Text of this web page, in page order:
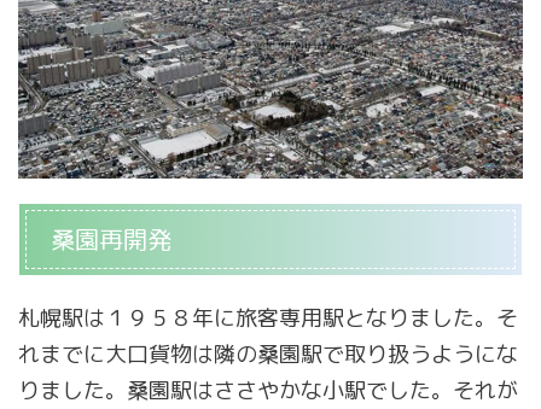
桑園再開発
札幌駅は１９５８年に旅客専用駅となりました。そ
れまでに大口貨物は隣の桑園駅で取り扱うようにな
りました。桑園駅はささやかな小駅でした。それが